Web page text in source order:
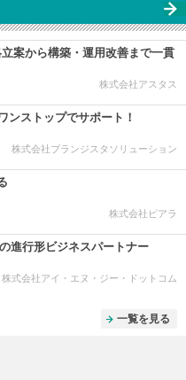
案から構築・運用改善まで一貫
株式会社アスタス
ンストップでサポート！
株式会社ブランジスタソリューション
株式会社ピアラ
進行形ビジネスパートナー
株式会社アイ・エヌ・ジー・ドットコム
一覧を見る